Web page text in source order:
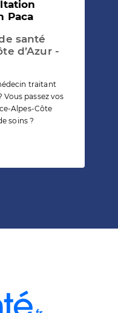
Paca
santé
d’Azur -
traitant
Vous passez vos
Alpes-Côte
soins ?